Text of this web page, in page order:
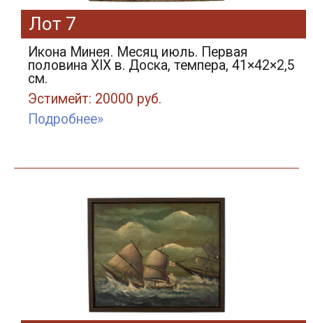
Лот 7
Икона Минея. Месяц июль. Первая
половина XIX в. Доска, темпера, 41×42×2,5
см.
Эстимейт: 20000 руб.
Подробнее»